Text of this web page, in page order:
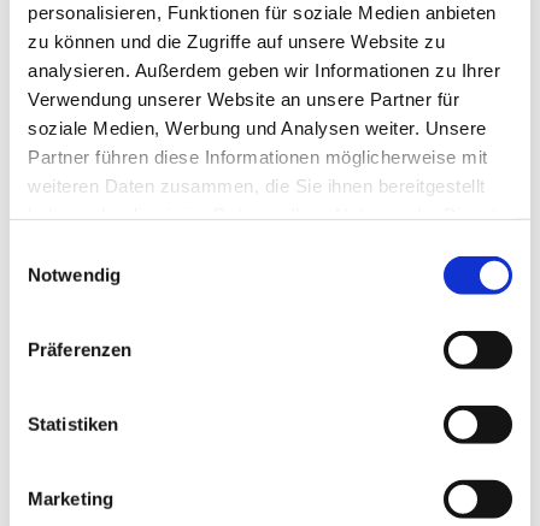
personalisieren, Funktionen für soziale Medien anbieten
zu können und die Zugriffe auf unsere Website zu
analysieren. Außerdem geben wir Informationen zu Ihrer
Verwendung unserer Website an unsere Partner für
soziale Medien, Werbung und Analysen weiter. Unsere
Partner führen diese Informationen möglicherweise mit
weiteren Daten zusammen, die Sie ihnen bereitgestellt
Notwendig
Präferenzen
Statistiken
Marketing
Weltweite GuVSynova22026-03-
12T17:36:46+01:00